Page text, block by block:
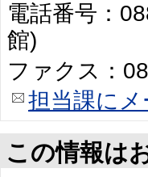
電話番号：
館)
ファクス：
担当課に
この情報は